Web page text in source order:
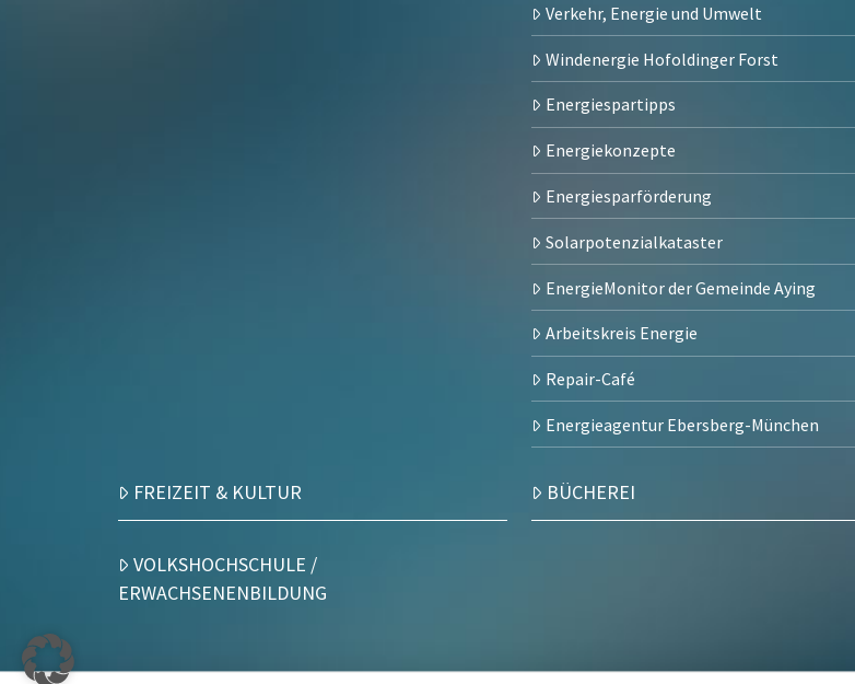
Verkehr, Energie und Umwelt
Windenergie Hofoldinger Forst
Energiespartipps
Energiekonzepte
Energiesparförderung
Solarpotenzialkataster
EnergieMonitor der Gemeinde Aying
Arbeitskreis Energie
Repair-Café
Energieagentur Ebersberg-München
FREIZEIT & KULTUR BÜCHEREI
VOLKSHOCHSCHULE /
ERWACHSENENBILDUNG